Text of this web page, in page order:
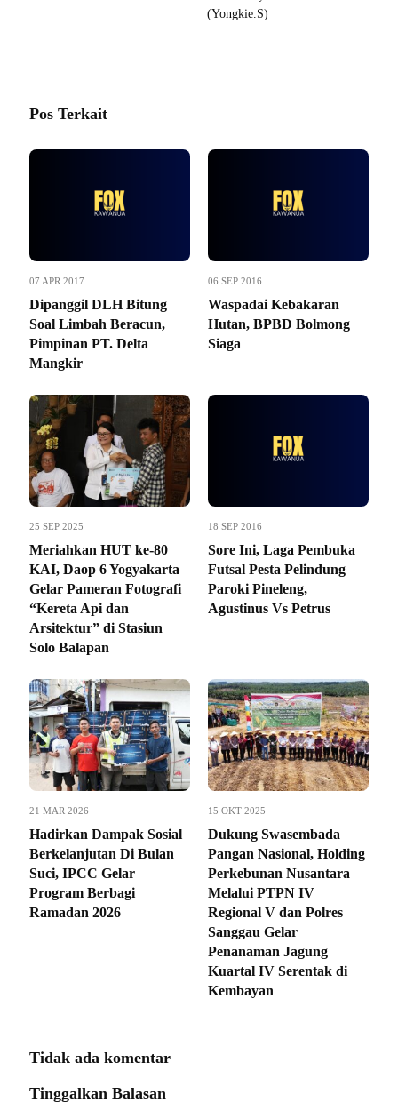
(Yongkie.S)
Pos Terkait
07 APR 2017
Dipanggil DLH Bitung
Soal Limbah Beracun,
Pimpinan PT. Delta
Mangkir
06 SEP 2016
Waspadai Kebakaran
Hutan, BPBD Bolmong
Siaga
25 SEP 2025
Meriahkan HUT ke-80
KAI, Daop 6 Yogyakarta
Gelar Pameran Fotografi
“Kereta Api dan
Arsitektur” di Stasiun
Solo Balapan
18 SEP 2016
Sore Ini, Laga Pembuka
Futsal Pesta Pelindung
Paroki Pineleng,
Agustinus Vs Petrus
21 MAR 2026
Hadirkan Dampak Sosial
Berkelanjutan Di Bulan
Suci, IPCC Gelar
Program Berbagi
Ramadan 2026
15 OKT 2025
Dukung Swasembada
Pangan Nasional, Holding
Perkebunan Nusantara
Melalui PTPN IV
Regional V dan Polres
Sanggau Gelar
Penanaman Jagung
Kuartal IV Serentak di
Kembayan
Tidak ada komentar
Tinggalkan Balasan